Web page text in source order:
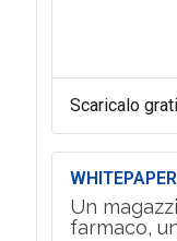
Scaricalo
WHITEPAPER
Un
farmaco,